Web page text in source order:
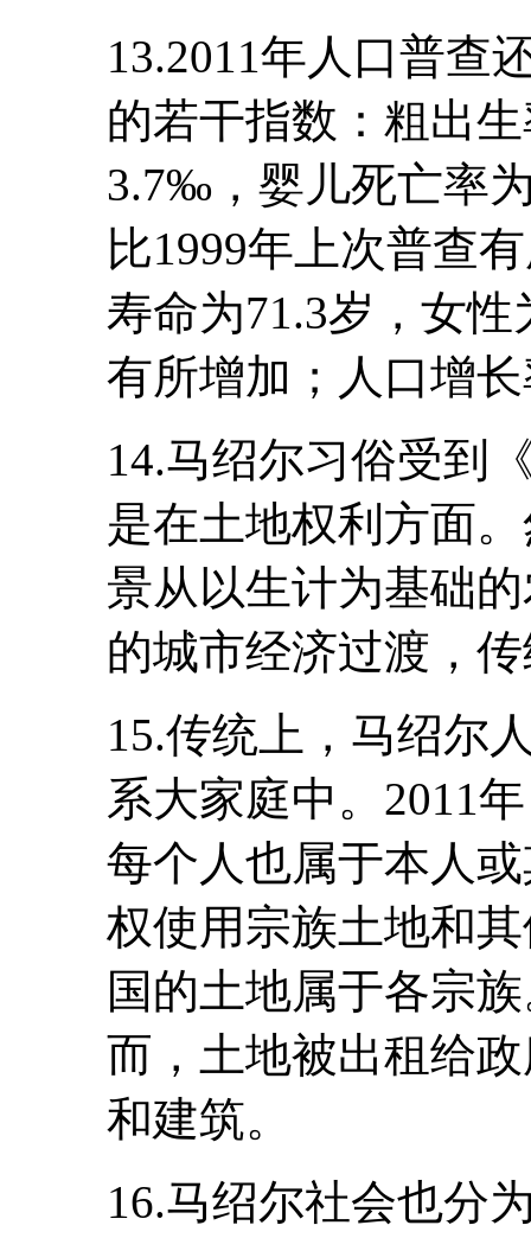
13.2011年人口普查
的若干指数：粗出
3.7‰，婴儿死亡率
比1999年上次普查
寿命为71.3岁，女性
有所增加；人口增
14.马绍尔习俗受到
是在土地权利方面
景从以生计为基础
的城市经济过渡，
15.传统上，马绍尔
系大家庭中。2011
每个人也属于本人
权使用宗族土地和
国的土地属于各宗
而，土地被出租给
和建筑。
16.马绍尔社会也分